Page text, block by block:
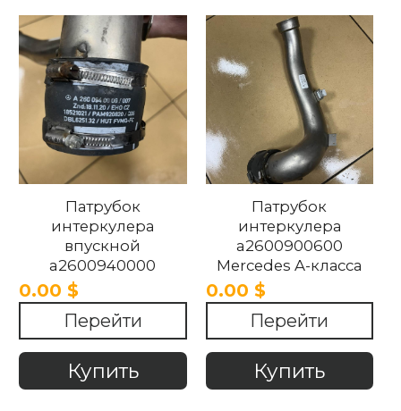
Патрубок
интеркулера
впускной
a2600940000
Mercedes A-класса
W177 2018-2024 .
0.00 $
Перейти
Купить
Патрубок
интеркулера
a2600900600
Mercedes A-класса
W177 2018-2024
0.00 $
Перейти
Купить